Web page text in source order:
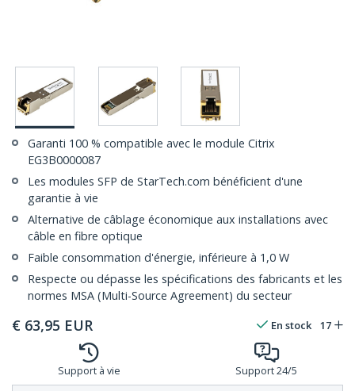
Garanti 100 % compatible avec le module Citrix
EG3B0000087
Les modules SFP de StarTech.com bénéficient d'une
garantie à vie
Alternative de câblage économique aux installations avec
câble en fibre optique
Faible consommation d'énergie, inférieure à 1,0 W
Respecte ou dépasse les spécifications des fabricants et les
normes MSA (Multi-Source Agreement) du secteur
€ 63,95 EUR En stock 17
Support à vie Support 24/5